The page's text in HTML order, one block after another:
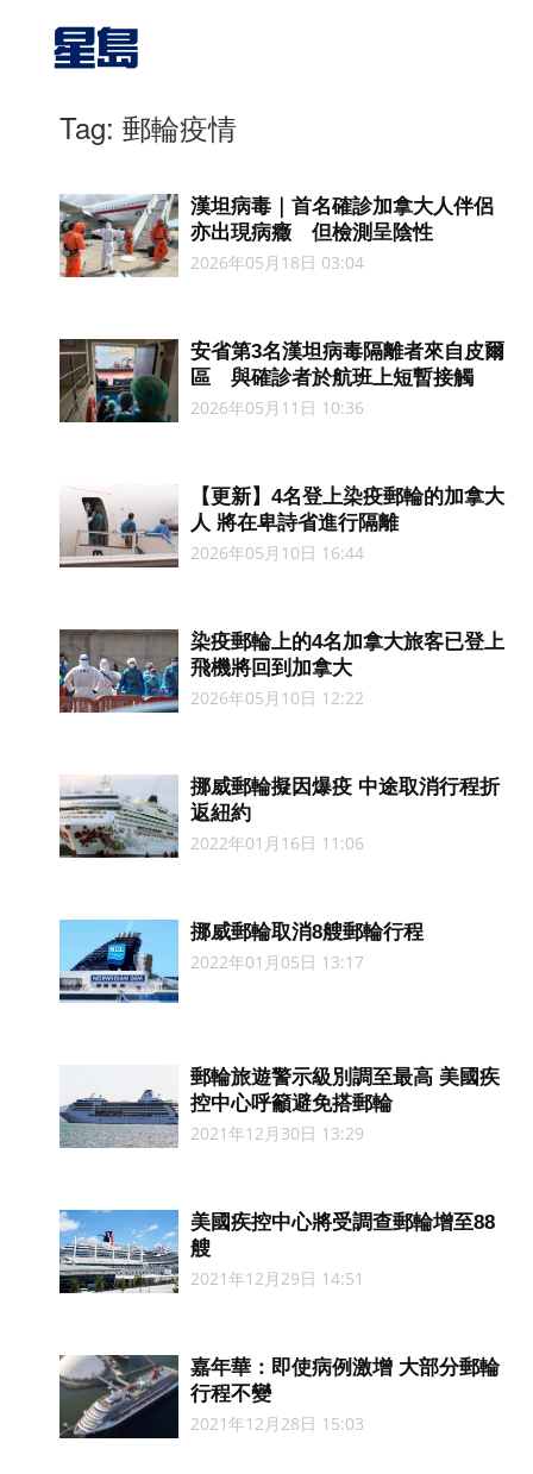
Tag: 郵輪疫情
漢坦病毒｜首名確診加拿大人伴侶
亦出現病癥 但檢測呈陰性
2026年05月18日 03:04
安省第3名漢坦病毒隔離者來自皮爾
區 與確診者於航班上短暫接觸
2026年05月11日 10:36
【更新】4名登上染疫郵輪的加拿大
人 將在卑詩省進行隔離
2026年05月10日 16:44
染疫郵輪上的4名加拿大旅客已登上
飛機將回到加拿大
2026年05月10日 12:22
挪威郵輪擬因爆疫 中途取消行程折
返紐約
2022年01月16日 11:06
挪威郵輪取消8艘郵輪行程
2022年01月05日 13:17
郵輪旅遊警示級別調至最高 美國疾
控中心呼籲避免搭郵輪
2021年12月30日 13:29
美國疾控中心將受調查郵輪增至88
艘
2021年12月29日 14:51
嘉年華：即使病例激增 大部分郵輪
行程不變
2021年12月28日 15:03